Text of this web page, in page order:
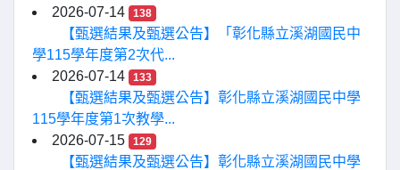
2026-07-14
138
【甄選結果及甄選公告】「彰化縣立溪湖國民中
學115學年度第2次代...
2026-07-14
133
【甄選結果及甄選公告】彰化縣立溪湖國民中學
115學年度第1次教學...
2026-07-15
129
【甄選結果及甄選公告】彰化縣立溪湖國民中學